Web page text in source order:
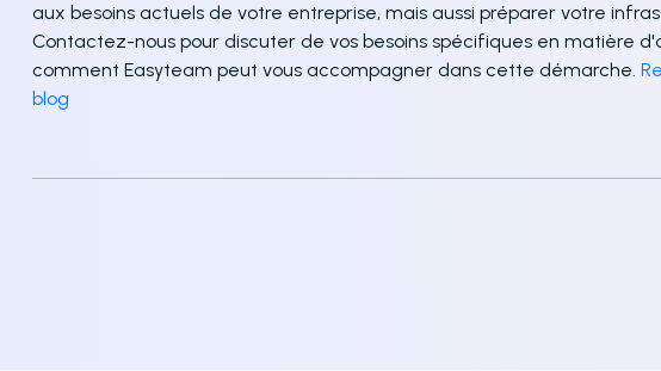
aux besoins actuels de votre entreprise, mais aussi préparer votre
Contactez-nous pour discuter de vos besoins spécifiques en matière
comment Easyteam peut vous accompagner dans cette démarche.
blog